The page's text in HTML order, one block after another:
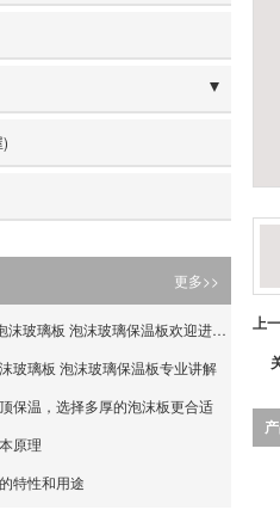
上
更多>>
100kg120kg泡沫玻璃板 泡沫玻璃保温板欢迎进厂咨询
玻璃板 泡沫玻璃保温板专业讲解
保温，选择多厚的泡沫板更合适
原理
特性和用途